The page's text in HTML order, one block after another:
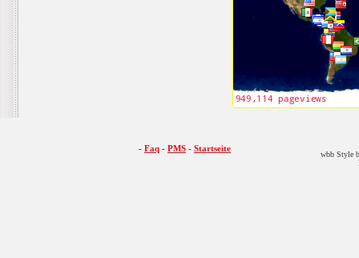
- Faq - PMS - Startseite
wbb Style